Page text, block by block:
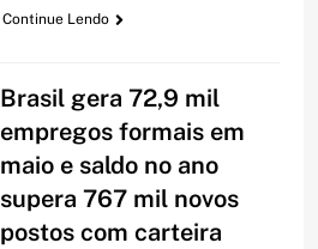
Continue Lendo
Brasil gera 72,9 mil
empregos formais em
maio e saldo no ano
supera 767 mil novos
postos com carteira